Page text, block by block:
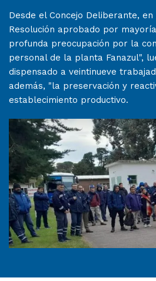
Desde el Concejo Deliberante,
Resolución aprobado por
profunda preocupación por la
personal de la planta Fanazul",
dispensado a veintinueve
además, "la preservación y
establecimiento productivo.